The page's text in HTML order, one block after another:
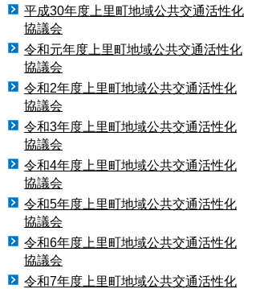
平成30年度上里町地域公共交通活性化
協議会
令和元年度上里町地域公共交通活性化
協議会
令和2年度上里町地域公共交通活性化
協議会
令和3年度上里町地域公共交通活性化
協議会
令和4年度上里町地域公共交通活性化
協議会
令和5年度上里町地域公共交通活性化
協議会
令和6年度上里町地域公共交通活性化
協議会
令和7年度上里町地域公共交通活性化